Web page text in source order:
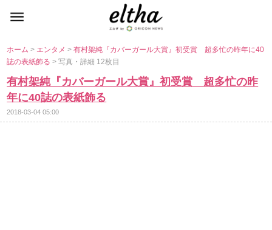
ホーム> エンタメ>有村架純『カバーガール大賞』初受賞 超多忙の昨年に40
誌の表紙飾る> 写真・詳細 12枚目
有村架純『カバーガール大賞』初受賞 超多忙の昨
年に40誌の表紙飾る
2018-03-04 05:00